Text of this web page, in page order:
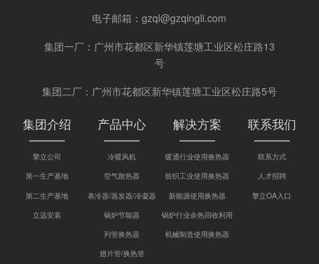
电子邮箱：gzql@gzqingli.com
集团一厂：广州市花都区新华镇莲塘工业区松庄路13
号
集团二厂：广州市花都区新华镇莲塘工业区松庄路5号
集团介绍
擎立公司
第一生产基地
第二生产基地
立远安装
产品中心
冷暖风机
空气散热器
表冷器/蒸发器/冷凝器
锅炉节能器
列管换热器
翅片管/换热管
解决方案
暖通行业使用换热器
纺织工业使用换热器
新能源使用换热器
锅炉行业余热回收利用
机械制造使用换热器
联系我们
联系方式
人才招聘
擎立OA入口